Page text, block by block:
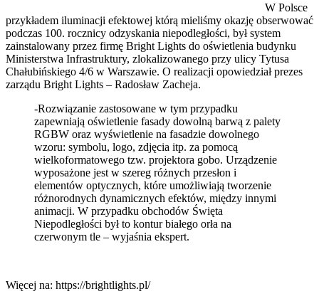
W Polsce
przykładem iluminacji efektowej którą mieliśmy okazję obserwować
podczas 100. rocznicy odzyskania niepodległości, był system
zainstalowany przez firmę Bright Lights do oświetlenia budynku
Ministerstwa Infrastruktury, zlokalizowanego przy ulicy Tytusa
Chałubińskiego 4/6 w Warszawie. O realizacji opowiedział prezes
zarządu Bright Lights – Radosław Zacheja.
-Rozwiązanie zastosowane w tym przypadku
zapewniają oświetlenie fasady dowolną barwą z palety
RGBW oraz wyświetlenie na fasadzie dowolnego
wzoru: symbolu, logo, zdjęcia itp. za pomocą
wielkoformatowego tzw. projektora gobo. Urządzenie
wyposażone jest w szereg różnych przesłon i
elementów optycznych, które umożliwiają tworzenie
różnorodnych dynamicznych efektów, między innymi
animacji. W przypadku obchodów Święta
Niepodległości był to kontur białego orła na
czerwonym tle – wyjaśnia ekspert.
Więcej na: https://brightlights.pl/